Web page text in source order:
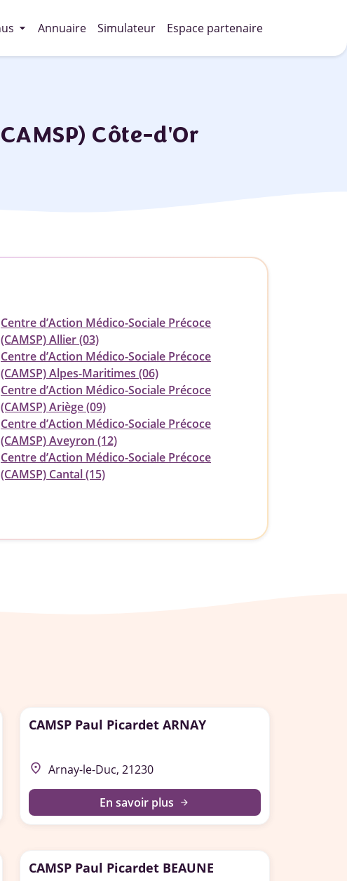
arrow_drop_down Annuaire Simulateur Espace partenaire
Côte-d'Or
Centre d’Action Médico-Sociale Précoce
(CAMSP) Allier (03)
Centre d’Action Médico-Sociale Précoce
(CAMSP) Alpes-Maritimes (06)
Centre d’Action Médico-Sociale Précoce
(CAMSP) Ariège (09)
Centre d’Action Médico-Sociale Précoce
(CAMSP) Aveyron (12)
Centre d’Action Médico-Sociale Précoce
(CAMSP) Cantal (15)
CAMSP Paul Picardet ARNAY
place Arnay-le-Duc, 21230
En savoir plus arrow_forward
CAMSP Paul Picardet BEAUNE